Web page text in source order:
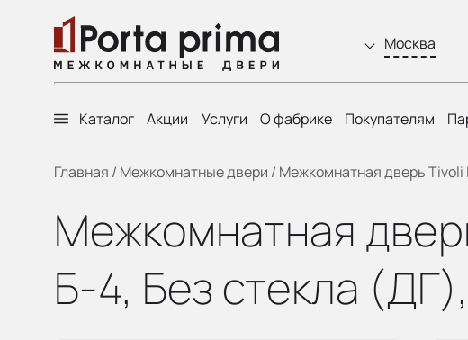
Москва
Каталог Акции Услуги О фабрике Покупателям
Главная / Межкомнатные двери / Межкомнатная дверь
Межкомнатная
Б-4, Без стекла